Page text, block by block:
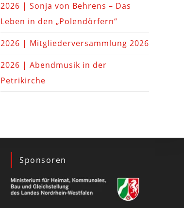
2026 | Sonja von Behrens – Das
Leben in den „Polendörfern“
2026 | Mitgliederversammlung 2026
2026 | Abendmusik in der
Petrikirche
Sponsoren